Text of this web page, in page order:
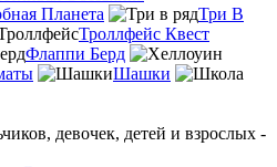
Планета
Три В
Троллфейс Квест
Флаппи Берд
Шашки
девочек, детей и взрослых -